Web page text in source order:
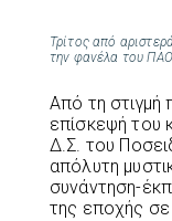
Τρίτος από
την φανέλα του
Από τη
επίσκεψή του
Δ.Σ. του
απόλυτη
συνάντηση-
της εποχής